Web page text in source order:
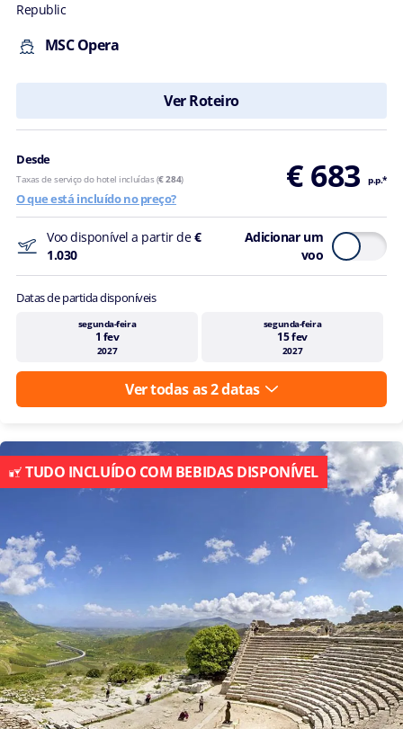
Republic
MSC Opera
Ver Roteiro
Desde € 683 p.p.*
Taxas de serviço do hotel incluídas (€ 284)
O que está incluído no preço?
Voo disponível a partir de€
1.030
Adicionar um
voo
Datas de partida disponíveis
segunda-feira
1 fev
2027
segunda-feira
15 fev
2027
Ver todas as 2 datas
TUDO INCLUÍDO COM BEBIDAS DISPONÍVEL